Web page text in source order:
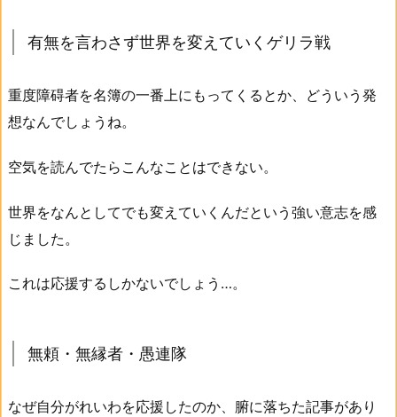
有無を言わさず世界を変えていくゲリラ戦
重度障碍者を名簿の一番上にもってくるとか、どういう発
想なんでしょうね。
空気を読んでたらこんなことはできない。
世界をなんとしてでも変えていくんだという強い意志を感
じました。
これは応援するしかないでしょう…。
無頼・無縁者・愚連隊
なぜ自分がれいわを応援したのか、腑に落ちた記事があり